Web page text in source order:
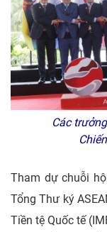
Các
Tham dự chuỗi
Tổng Thư ký
Tiền tệ Quốc tế